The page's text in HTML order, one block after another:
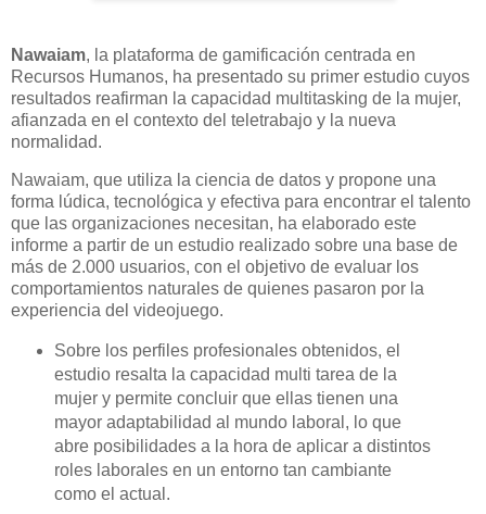
Nawaiam, la plataforma de gamificación centrada en
Recursos Humanos, ha presentado su primer estudio cuyos
resultados reafirman la capacidad multitasking de la mujer,
afianzada en el contexto del teletrabajo y la nueva
normalidad.
Nawaiam, que utiliza la ciencia de datos y propone una
forma lúdica, tecnológica y efectiva para encontrar el talento
que las organizaciones necesitan, ha elaborado este
informe a partir de un estudio realizado sobre una base de
más de 2.000 usuarios, con el objetivo de evaluar los
comportamientos naturales de quienes pasaron por la
experiencia del videojuego.
Sobre los perfiles profesionales obtenidos, el
estudio resalta la capacidad multi tarea de la
mujer y permite concluir que ellas tienen una
mayor adaptabilidad al mundo laboral, lo que
abre posibilidades a la hora de aplicar a distintos
roles laborales en un entorno tan cambiante
como el actual.